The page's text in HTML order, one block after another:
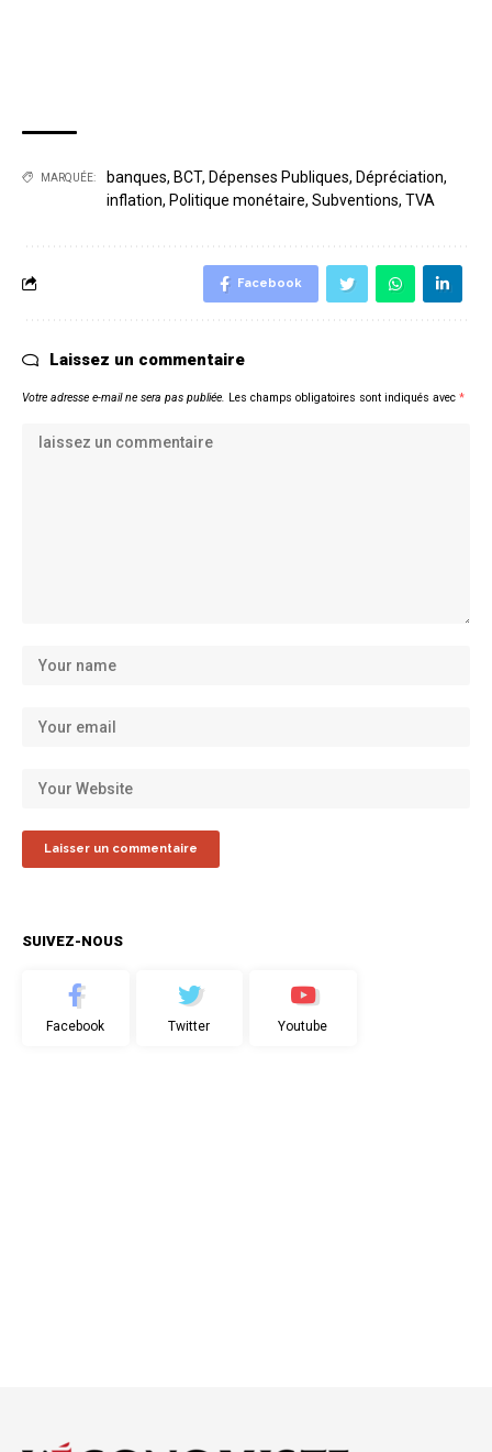
MARQUÉE: banques, BCT, Dépenses Publiques, Dépréciation,
inflation, Politique monétaire, Subventions, TVA
Facebook
Laissez un commentaire
Votre adresse e-mail ne sera pas publiée. Les champs obligatoires sont indiqués avec *
SUIVEZ-NOUS
Facebook Twitter Youtube